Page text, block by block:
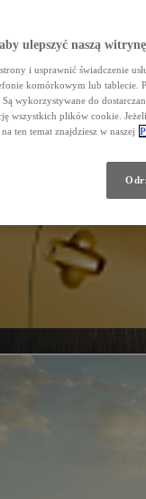
ulepszyć naszą witrynę
i usprawnić świadczenie
komórkowym lub tablecie.
wykorzystywane do
wszystkich plików cookie.
ten temat znajdziesz w naszej